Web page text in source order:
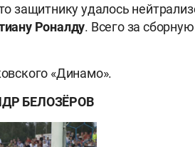
защитнику удалось
Роналду. Всего за
«Динамо».
БЕЛОЗЁРОВ